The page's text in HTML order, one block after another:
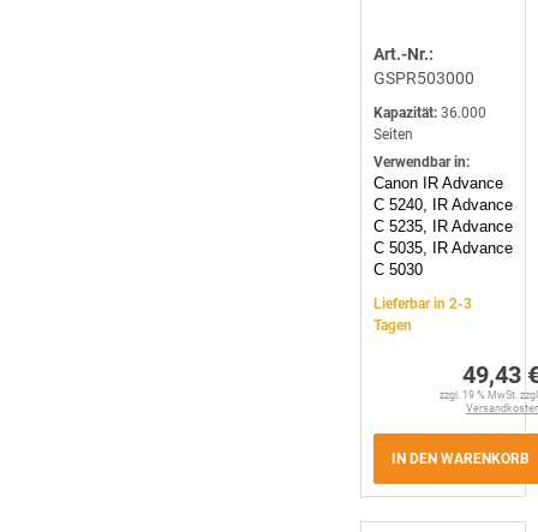
Art.-Nr.:
GSPR503000
Kapazität: 36.000
Seiten
Verwendbar in:
Canon IR Advance
C 5240, IR Advance
C 5235, IR Advance
C 5035, IR Advance
C 5030
Lieferbar in 2-3
Tagen
49,43
zzgl. 19 % MwSt.
IN DEN WARENKORB